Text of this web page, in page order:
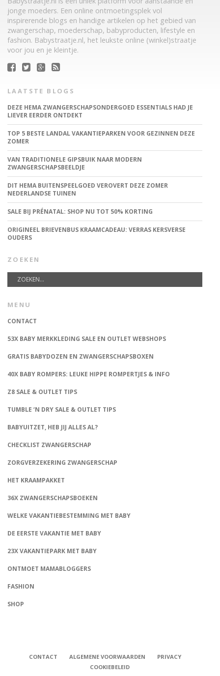
jonge moeders. Een online ontmoetingsplek vol
inspirerende blogs en handige artikelen op het gebied van
zwangerschap, moederschap, babyproducten, lifestyle en
fashion. Babystraatje.nl, het leukste online (winkel)straatje
voor jou en je kleintje.
LAATSTE BLOGS
DEZE HEMA ZWANGERSCHAPSONDERGOED ESSENTIALS HAD JE
LIEVER EERDER ONTDEKT
TOP 5 BESTE LANDAL VAKANTIEPARKEN VOOR GEZINNEN DEZE
ZOMER
VAN TRADITIONELE GIPSBUIK NAAR MODERN
ZWANGERSCHAPSBEELDJE
DIT HEMA BUITENSPEELGOED VEROVERT DEZE ZOMER
NEDERLANDSE TUINEN
SALE BIJ PRÉNATAL: SHOP NU TOT 50% KORTING
ORIGINEEL BRIEVENBUS KRAAMCADEAU: VERRAS KERSVERSE
OUDERS
ZOEKEN
MENU
CONTACT
53X BABY MERKKLEDING SALE EN OUTLET WEBSHOPS
GRATIS BABYDOZEN EN ZWANGERSCHAPSBOXEN
40X BABY ROMPERS: LEUKE HIPPE ROMPERTJES & INFO
Z8 SALE & OUTLET TIPS
TUMBLE ‘N DRY SALE & OUTLET TIPS
BABYUITZET, HEB JIJ ALLES AL?
CHECKLIST ZWANGERSCHAP
ZORGVERZEKERING ZWANGERSCHAP
HET KRAAMPAKKET
36X ZWANGERSCHAPSBOEKEN
WELKE VAKANTIEBESTEMMING MET BABY
DE EERSTE VAKANTIE MET BABY
23X VAKANTIEPARK MET BABY
ONTMOET MAMABLOGGERS
FASHION
SHOP
CONTACT ALGEMENE VOORWAARDEN
PRIVACY
COOKIEBELEID